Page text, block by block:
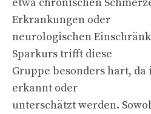
Erkrankungen oder
neurologischen
Sparkurs trifft diese
Gruppe besonders hart,
erkannt oder
unterschätzt werden.